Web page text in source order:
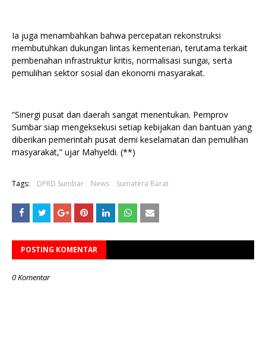
Ia juga menambahkan bahwa percepatan rekonstruksi
membutuhkan dukungan lintas kementerian, terutama terkait
pembenahan infrastruktur kritis, normalisasi sungai, serta
pemulihan sektor sosial dan ekonomi masyarakat.
“Sinergi pusat dan daerah sangat menentukan. Pemprov
Sumbar siap mengeksekusi setiap kebijakan dan bantuan yang
diberikan pemerintah pusat demi keselamatan dan pemulihan
masyarakat,” ujar Mahyeldi. (**)
Tags: DPRD Sumbar News Sumatera Barat
POSTING KOMENTAR
0 Komentar